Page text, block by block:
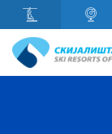
Скип то маин content